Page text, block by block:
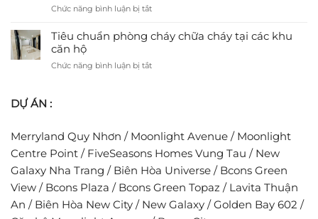
Tiện
Cho
Gia
Trẻ
án
ở
cư
Chức năng bình luận bị tắtở
‘bắt
đoàn
dự
án
tỷ
USD
Tiêu chuẩn phòng cháy chữa cháy tại các khu
căn hộ
Chức năng bình luận bị tắtở
cháy
tại
khu
căn
DỰ ÁN :
Merryland Quy Nhơn / Moonlight Avenue / Moonlight
Centre Point / FiveSeasons Homes Vung Tau / New
Galaxy Nha Trang / Biên Hòa Universe / Bcons Green
View / Bcons Plaza / Bcons Green Topaz / Lavita Thuận
An / Biên Hòa New City / New Galaxy /Golden Bay 602 /